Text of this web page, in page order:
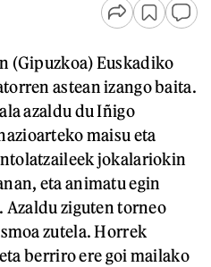
(Gipuzkoa) Euskadiko
astean izango baita.
azaldu du Iñigo
maisu eta
jokalariokin
eta animatu egin
ziguten torneo
zutela. Horrek
berriro ere goi mailako